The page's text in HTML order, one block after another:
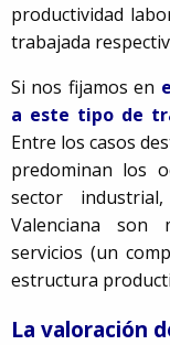
productividad
trabajada
Si nos fijamos en
a este tipo de
Entre los casos
predominan los
sector
Valenciana son
servicios (un
estructura
La valoración